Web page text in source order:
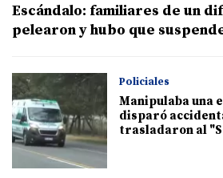
Escándalo: familiares de un
pelearon y hubo que
Policiales
Manipulaba una
disparó
trasladaron al